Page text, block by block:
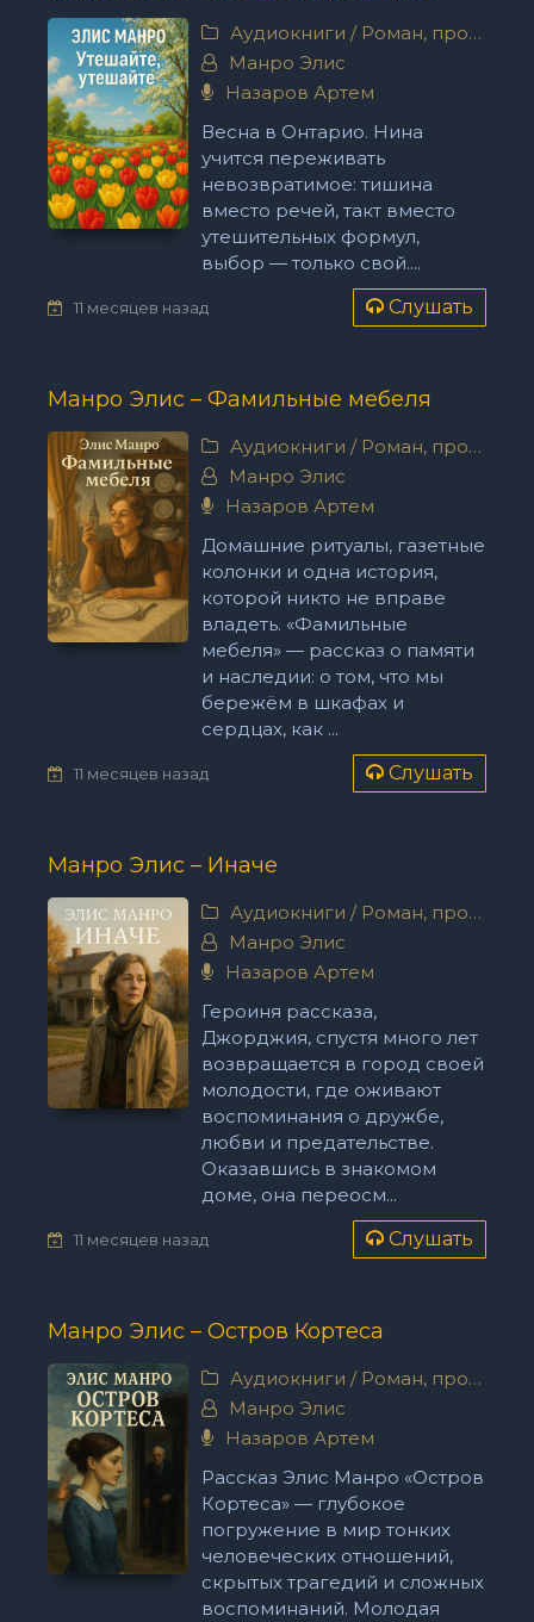
Аудиокниги / Роман, проза
Манро Элис
Назаров Артем
Весна в Онтарио. Нина
учится переживать
невозвратимое: тишина
вместо речей, такт вместо
утешительных формул,
выбор — только свой....
11 месяцев назад Слушать
Манро Элис – Фамильные мебеля
Аудиокниги / Роман, проза
Манро Элис
Назаров Артем
Домашние ритуалы, газетные
колонки и одна история,
которой никто не вправе
владеть. «Фамильные
мебеля» — рассказ о памяти
и наследии: о том, что мы
бережём в шкафах и
сердцах, как ...
11 месяцев назад Слушать
Манро Элис – Иначе
Аудиокниги / Роман, проза
Манро Элис
Назаров Артем
Героиня рассказа,
Джорджия, спустя много лет
возвращается в город своей
молодости, где оживают
воспоминания о дружбе,
любви и предательстве.
Оказавшись в знакомом
доме, она переосм...
11 месяцев назад Слушать
Манро Элис – Остров Кортеса
Аудиокниги / Роман, проза
Манро Элис
Назаров Артем
Рассказ Элис Манро «Остров
Кортеса» — глубокое
погружение в мир тонких
человеческих отношений,
скрытых трагедий и сложных
воспоминаний. Молодая